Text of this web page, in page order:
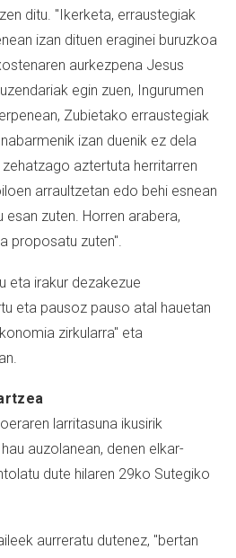
ditu. "Ikerketa, erraustegiak
izan dituen eraginei buruzkoa
aurkezpena Jesus
egin zuen, Ingurumen
Zubietako erraustegiak
izan duenik ez dela
aztertuta herritarren
arraultzetan edo behi esnean
zuten. Horren arabera,
proposatu zuten".
eta irakur dezakezue
eta pausoz pauso atal hauetan
zirkularra" eta
larritasuna ikusirik
auzolanean, denen elkar-
dute hilaren 29ko Sutegiko
aurreratu dutenez, "bertan